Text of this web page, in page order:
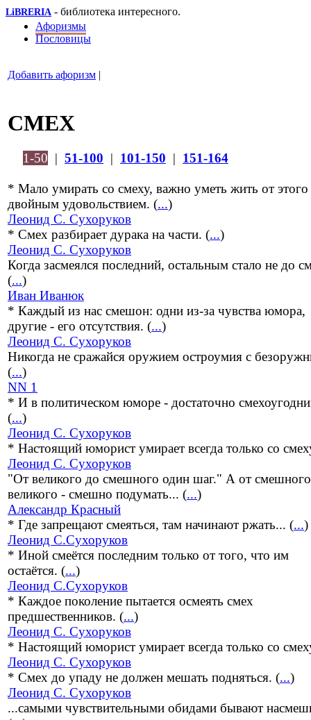
LiBRERIA - библиотека интересного.
Афоризмы
Пословицы
Добавить афоризм |
СМЕХ
1-50 | 51-100 | 101-150 | 151-164
* Мало умирать со смеху, важно уметь жить от этого
двойным удовольствием. (...)
Леонид С. Сухоруков
* Смех разбирает дурака на части. (...)
Леонид С. Сухоруков
Когда засмеялся последний, остальным стало не до
(...)
Иван Иванюк
* Каждый из нас смешон: одни из-за чувства юмора,
другие - его отсутствия. (...)
Леонид С. Сухоруков
Никогда не сражайся оружием остроумия с
(...)
NN 1
* И в политическом юморе - достаточно
(...)
Леонид С. Сухоруков
* Настоящий юморист умирает всегда только со
Леонид С. Сухоруков
"От великого до смешного один шаг." А от
великого - смешно подумать... (...)
Александр Красный
* Где запрещают смеяться, там начинают ржать... (...)
Леонид С.Сухоруков
* Иной смеётся последним только от того, что им
остаётся. (...)
Леонид С.Сухоруков
* Каждое поколение пытается осмеять смех
предшественников. (...)
Леонид С. Сухоруков
* Настоящий юморист умирает всегда только со
Леонид С. Сухоруков
* Смех до упаду не должен мешать подняться. (...)
Леонид С. Сухоруков
...самыми чувствительными обидами бывают